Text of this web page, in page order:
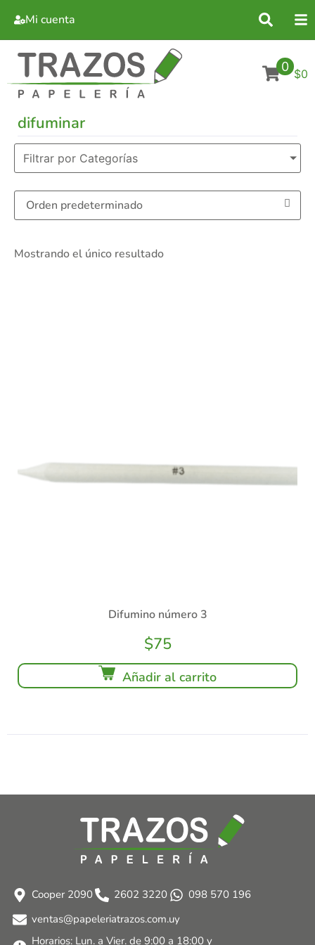
Mi cuenta
0 $0
difuminar
Filtrar por Categorías
Mostrando el único resultado
Difumino número 3
$75
Añadir al carrito
Cooper 2090 2602 3220
098 570 196
ventas@papeleriatrazos.com.uy
Horarios: Lun. a Vier. de 9:00 a 18:00 y